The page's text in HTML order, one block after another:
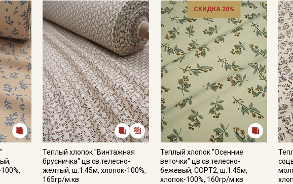
Теплый хлопок "Винтажная
брусничка" цв.св.телесно-
желтый, ш.1.45м, хлопок-100%,
165гр/м.кв
СКИДКА 20%
Теплый хлопок "Осенние
веточки" цв.св.телесно-
бежевый, СОРТ2, ш.1.45м,
хлопок-100%, 160гр/м.кв